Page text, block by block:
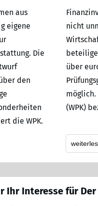
aus
eigene
Die
den
die WPK.
nicht
über
(WPK)
Ihr Interesse für